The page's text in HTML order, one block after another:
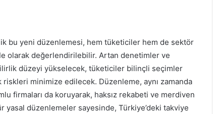
bu yeni düzenlemesi, hem tüketiciler hem de sektör
olarak değerlendirilebilir. Artan denetimler ve
düzeyi yükselecek, tüketiciler bilinçli seçimler
riskleri minimize edilecek. Düzenleme, aynı zamanda
firmaları da koruyarak, haksız rekabeti ve merdiven
düzenlemeler sayesinde, Türkiye’deki takviye